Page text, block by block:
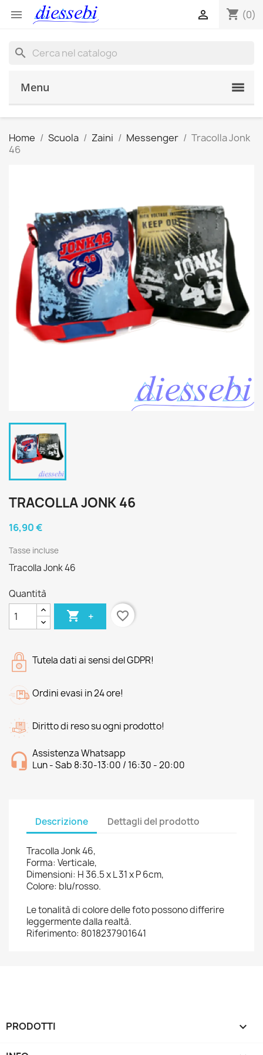
 shopping_cart (0)

search
Menu
Home Scuola Zaini Messenger
Tracolla Jonk
46
TRACOLLA JONK 46
16,90 €
Tasse incluse
Tracolla Jonk 46
Quantità
 + favorite_border
Tutela dati ai sensi del GDPR!
Ordini evasi in 24 ore!
Diritto di reso su ogni prodotto!
Assistenza Whatsapp
Lun - Sab 8:30-13:00 / 16:30 - 20:00
Descrizione Dettagli del prodotto
Tracolla Jonk 46,
Forma: Verticale,
Dimensioni: H 36.5 x L 31 x P 6cm,
Colore: blu/rosso.
Le tonalità di colore delle foto possono differire
leggermente dalla realtà.
Riferimento: 8018237901641
PRODOTTI 